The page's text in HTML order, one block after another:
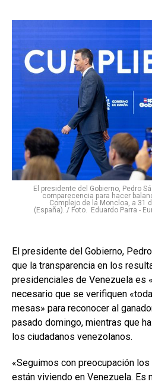
El presidente del Gobierno, Pedro
comparecencia para hacer
Complejo de la Moncloa, a 31
(España). / Foto. Eduardo Parra -
El presidente del Gobierno,
que la transparencia en los
presidenciales de Venezuela es
necesario que se verifiquen
mesas» para reconocer al
pasado domingo, mientras que
los ciudadanos venezolanos.
«Seguimos con preocupación
están viviendo en Venezuela. Es